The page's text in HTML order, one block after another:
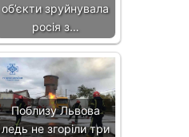
об’єкти зруйнувала
росія з…
Поблизу Львова
ледь не згоріли три